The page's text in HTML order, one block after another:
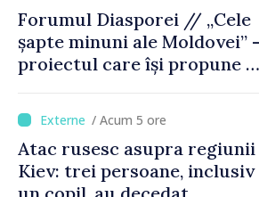
Forumul Diasporei // „Cele
șapte minuni ale Moldovei”
proiectul care își propune să
de țara de origine
/ Acum 5 ore
Atac rusesc asupra regiunii
Kiev: trei persoane, inclusiv